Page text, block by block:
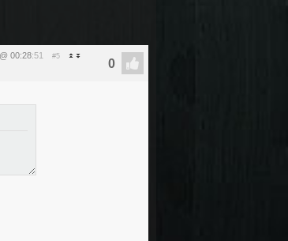
00:28:51 #5